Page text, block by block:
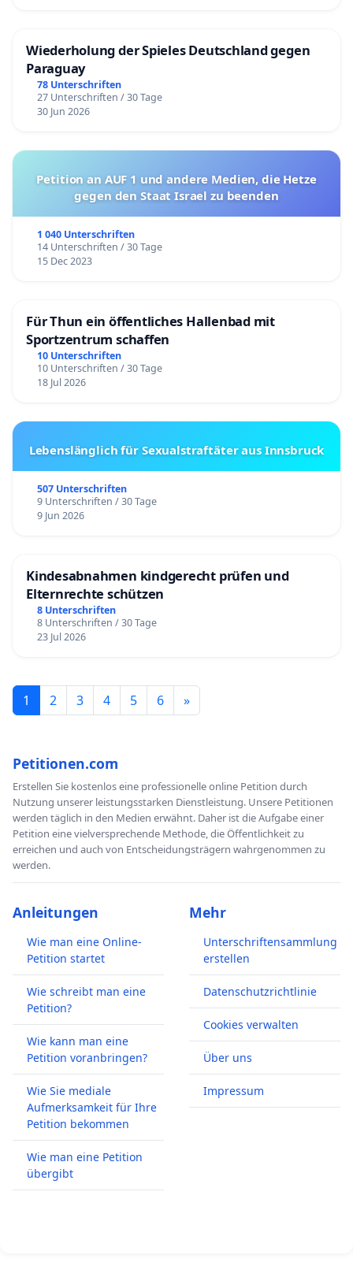
Wiederholung der Spieles Deutschland gegen
Paraguay
78 Unterschriften
27 Unterschriften / 30 Tage
30 Jun 2026
Petition an AUF 1 und andere Medien, die Hetze
gegen den Staat Israel zu beenden
1 040 Unterschriften
14 Unterschriften / 30 Tage
15 Dec 2023
Für Thun ein öffentliches Hallenbad mit
Sportzentrum schaffen
10 Unterschriften
10 Unterschriften / 30 Tage
18 Jul 2026
Lebenslänglich für Sexualstraftäter aus Innsbruck
507 Unterschriften
9 Unterschriften / 30 Tage
9 Jun 2026
Kindesabnahmen kindgerecht prüfen und
Elternrechte schützen
8 Unterschriften
8 Unterschriften / 30 Tage
23 Jul 2026
1 2 3 4 5 6 »
Petitionen.com
Erstellen Sie kostenlos eine professionelle online Petition durch
Nutzung unserer leistungsstarken Dienstleistung. Unsere Petitionen
werden täglich in den Medien erwähnt. Daher ist die Aufgabe einer
Petition eine vielversprechende Methode, die Öffentlichkeit zu
erreichen und auch von Entscheidungsträgern wahrgenommen zu
werden.
Anleitungen
Wie man eine Online-
Petition startet
Wie schreibt man eine
Petition?
Wie kann man eine
Petition voranbringen?
Wie Sie mediale
Aufmerksamkeit für Ihre
Petition bekommen
Wie man eine Petition
übergibt
Mehr
Unterschriftensammlung
erstellen
Datenschutzrichtlinie
Cookies verwalten
Über uns
Impressum